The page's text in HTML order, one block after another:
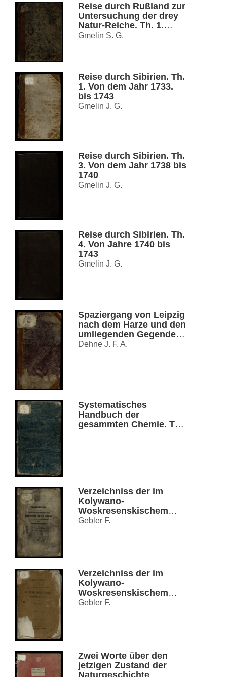
Reise durch Rußland zur
Untersuchung der drey
Natur-Reiche. Th. 1.
Reise von St. Petersburg
1768. und 1769
Gmelin S. G.
Reise durch Sibirien. Th.
1. Von dem Jahr 1733.
bis 1743
Gmelin J. G.
Reise durch Sibirien. Th.
3. Von dem Jahr 1738 bis
1740
Gmelin J. G.
Reise durch Sibirien. Th.
4. Von Jahre 1740 bis
1743
Gmelin J. G.
Spaziergang von Leipzig
nach dem Harze und den
umliegenden Gegenden
vorzügluch in
Dehne J. F. A.
Systematisches
Handbuch der
gesammten Chemie. Th.
Verzeichniss der im
Kolywano-
Woskresenskischem
Hüttenbezirke Süd-West
Gebler F.
Verzeichniss der im
Kolywano-
Woskresenskischem
Hüttenbezirke Süd-West
Gebler F.
Zwei Worte über den
jetzigen Zustand der